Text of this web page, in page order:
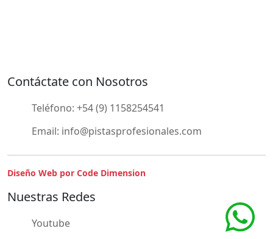
Contáctate con Nosotros
Teléfono: +54 (9) 1158254541
Email: info@pistasprofesionales.com
Diseño Web por Code Dimension
Nuestras Redes
Youtube